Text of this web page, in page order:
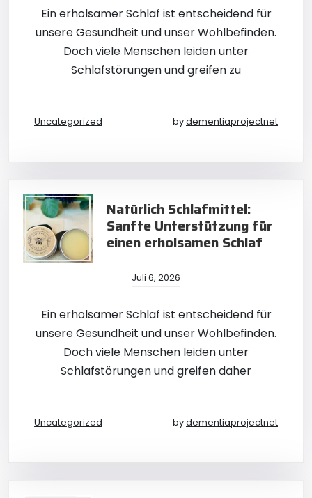
Ein erholsamer Schlaf ist entscheidend für
unsere Gesundheit und unser Wohlbefinden.
Doch viele Menschen leiden unter
Schlafstörungen und greifen zu
Uncategorized bydementiaprojectnet
Natürlich Schlafmittel:
Sanfte Unterstützung für
einen erholsamen Schlaf
Juli 6, 2026
Ein erholsamer Schlaf ist entscheidend für
unsere Gesundheit und unser Wohlbefinden.
Doch viele Menschen leiden unter
Schlafstörungen und greifen daher
Uncategorized bydementiaprojectnet